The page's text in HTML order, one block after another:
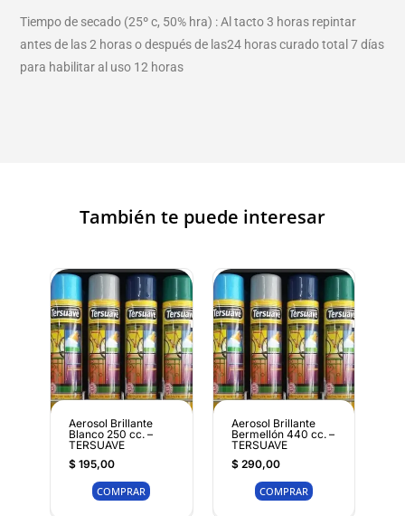
Tiempo de secado (25º c, 50% hra) : Al tacto 3 horas repintar
antes de las 2 horas o después de las24 horas curado total 7 días
para habilitar al uso 12 horas
También te puede interesar
Aerosol Brillante
Blanco 250 cc. –
TERSUAVE
$195,00
COMPRAR
Aerosol Brillante
Bermellón 440 cc. –
TERSUAVE
$290,00
COMPRAR